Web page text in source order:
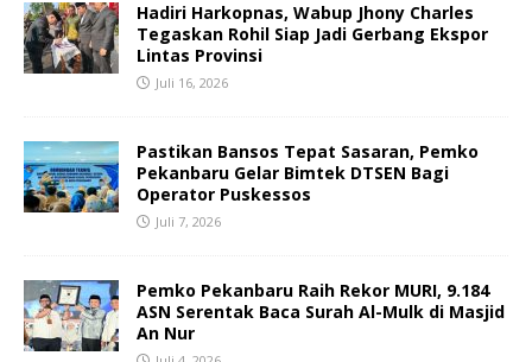
Hadiri Harkopnas, Wabup Jhony Charles
Tegaskan Rohil Siap Jadi Gerbang Ekspor
Lintas Provinsi
Juli 16, 2026
Pastikan Bansos Tepat Sasaran, Pemko
Pekanbaru Gelar Bimtek DTSEN Bagi
Operator Puskessos
Juli 7, 2026
Pemko Pekanbaru Raih Rekor MURI, 9.184
ASN Serentak Baca Surah Al-Mulk di Masjid
An Nur